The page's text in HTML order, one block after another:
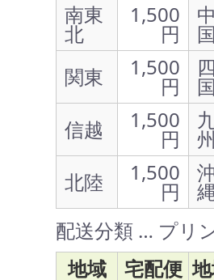
南東
北
1,500
円
中
国
関東
1,500
円
四
国
信越
1,500
円
北陸
1,500
円
配送分類 … プリ
地域
宅配便